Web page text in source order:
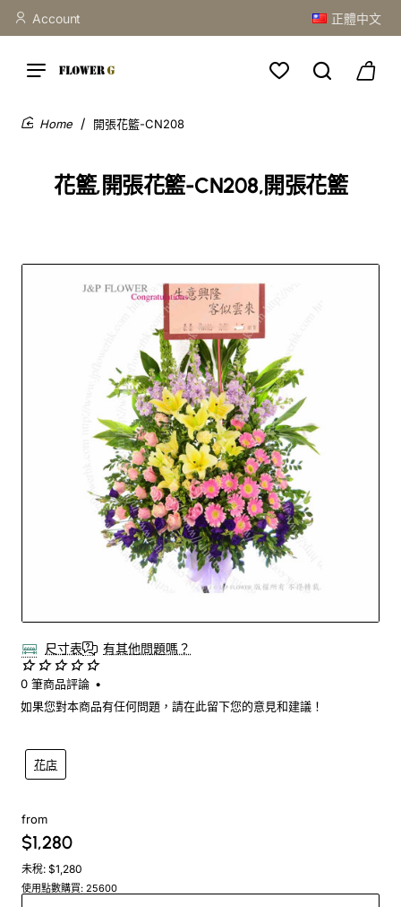
Account 正體中文
花籃,開張花籃-CN208,開張花籃
開張花籃-CN208
尺寸表 有其他問題嗎？
花店
0 筆商品評論 •
如果您對本商品有任何問題，請在此留下您的意見和建議！
from
$1,280
未稅: $1,280
使用點數購買: 25600